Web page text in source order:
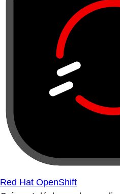
Red Hat OpenShift